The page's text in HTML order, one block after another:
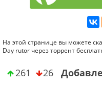
На этой странице вы можете
Day rutor через торрент
261 26